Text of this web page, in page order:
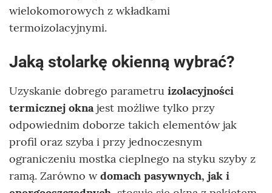
wielokomorowych z wkładkami
termoizolacyjnymi.
Jaką stolarkę okienną wybrać?
Uzyskanie dobrego parametru izolacyjności
termicznej oknajest możliwe tylko przy
odpowiednim doborze takich elementów jak
profil oraz szyba i przy jednoczesnym
ograniczeniu mostka cieplnego na styku szyby z
ramą. Zarówno wdomach pasywnych, jak i